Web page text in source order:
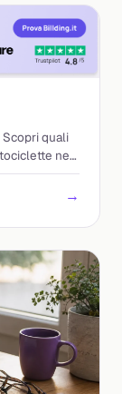
Scopri quali
nel
→